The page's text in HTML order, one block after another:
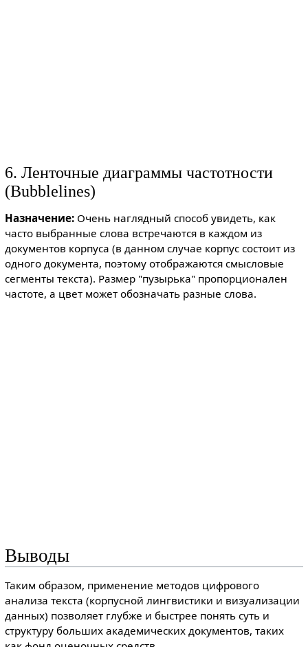
6. Ленточные диаграммы частотности
(Bubblelines)
Назначение:Очень наглядный способ увидеть, как
часто выбранные слова встречаются в каждом из
документов корпуса (в данном случае корпус состоит из
одного документа, поэтому отображаются смысловые
сегменты текста). Размер "пузырька" пропорционален
частоте, а цвет может обозначать разные слова.
Выводы
Таким образом, применение методов цифрового
анализа текста (корпусной лингвистики и визуализации
данных) позволяет глубже и быстрее понять суть и
структуру больших академических документов, таких